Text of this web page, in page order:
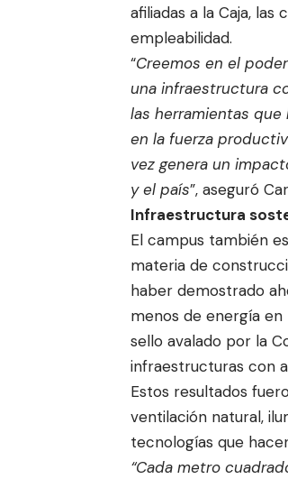
afiliadas a la Caja,
empleabilidad.
“Creemos en el
una infraestructura
las herramientas
en la fuerza
vez genera un
y el país”, aseguró
Infraestructura
El campus también
materia de
haber demostrado
menos de energía
sello avalado por la
infraestructuras con
Estos resultados
ventilación natural,
tecnologías que
“Cada metro